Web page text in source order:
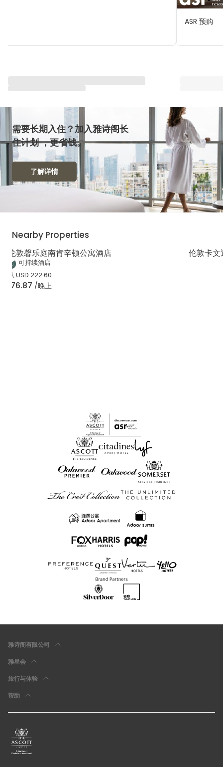
ASR 预购
需要长期入住？加入雅诗阁长
住计划 ，更省钱。
了解详情
Nearby Properties
伦敦馨乐庭南肯辛顿公寓酒店
可持续酒店
从USD 222.60
176.87 /晚上
伦敦卡文
雅诗阁有限公司
雅星会
旅行与体验
帮助